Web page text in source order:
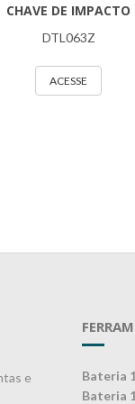
CHAVE DE IMPACTO
DTL063Z
ACESSE
e
Bateria
Bateria